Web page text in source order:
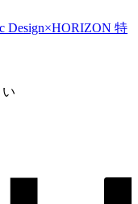
Design×HORIZON 特